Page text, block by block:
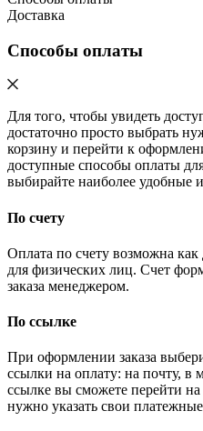
Доставка
Способы оплаты
Для того, чтобы увидеть
достаточно просто выбрать
корзину и перейти к
доступные способы оплаты
выбирайте наиболее удобные
По счету
Оплата по счету возможна
для физических лиц. Счет
заказа менеджером.
По ссылке
При оформлении заказа
ссылки на оплату: на почту, в
ссылке вы сможете перейти
нужно указать свои